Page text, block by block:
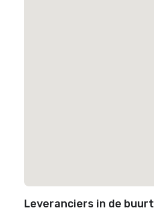
Leveranciers in de buurt